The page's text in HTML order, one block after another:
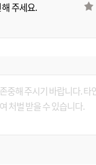
주세요.